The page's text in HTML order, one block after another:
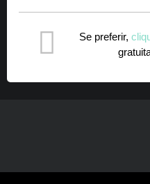
Se preferir,